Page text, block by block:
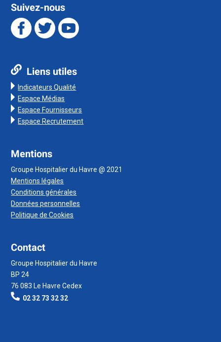
Suivez-nous
Liens utiles
Indicateurs Qualité
Espace Médias
Espace Fournisseurs
Espace Recrutement
Mentions
Groupe Hospitalier du Havre @ 2021
Mentions légales
Conditions générales
Données personnelles
Politique de Cookies
Contact
Groupe Hospitalier du Havre
BP 24
76 083 Le Havre Cedex
02 32 73 32 32